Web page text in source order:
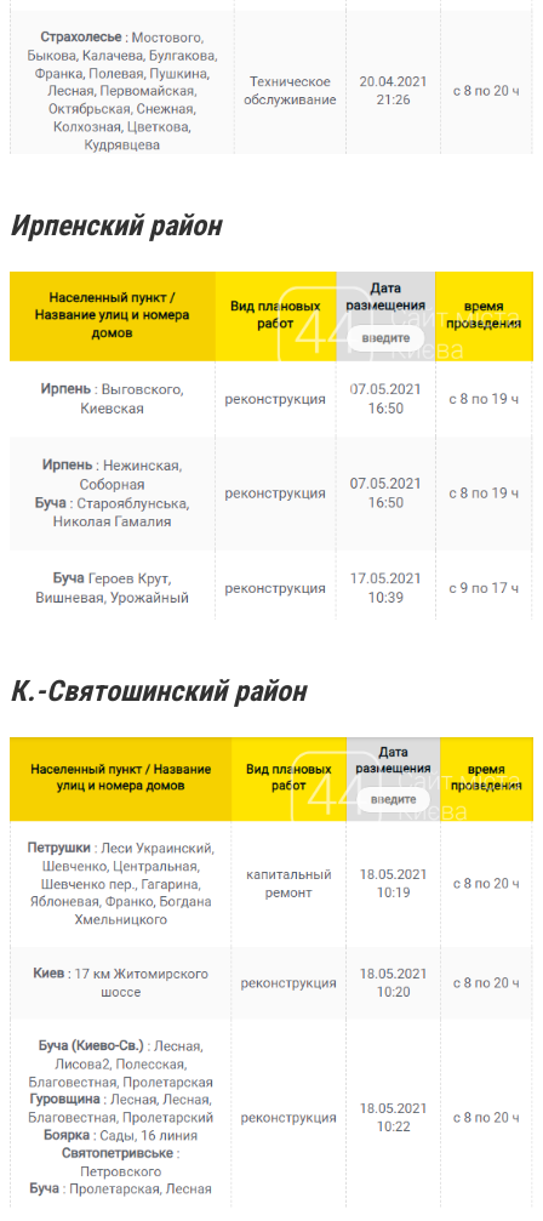
Ирпенский район
К.-Святошинский район